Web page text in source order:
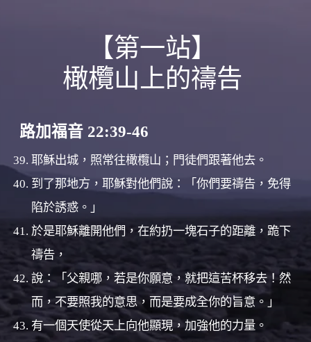
【第一站】
橄欖山上的禱告
路加福音 22:39-46
耶穌出城，照常往橄欖山；門徒們跟著他去。
到了那地方，耶穌對他們說：「你們要禱告，免得
陷於誘惑。」
於是耶穌離開他們，在約扔一塊石子的距離，跪下
禱告，
說：「父親哪，若是你願意，就把這苦杯移去！然
而，不要照我的意思，而是要成全你的旨意。」
有一個天使從天上向他顯現，加強他的力量。